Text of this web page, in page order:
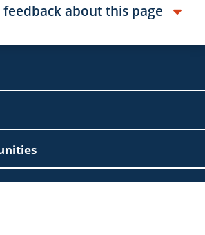
feedback about this page